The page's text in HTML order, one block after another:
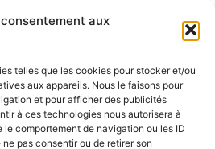
aux
telles que les cookies pour stocker et/ou
aux appareils. Nous le faisons pour
et pour afficher des publicités
à ces technologies nous autorisera à
comportement de navigation ou les ID
pas consentir ou de retirer son
un